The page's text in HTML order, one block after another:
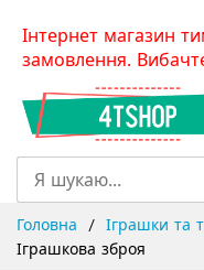
SkipІнтернет магазин
замовлення.
Головна Іграшки та
Іграшкова зброя